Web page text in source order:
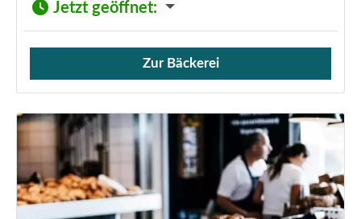
Jetzt geöffnet:
Verkauf von Brötchen,
Zur Bäckerei